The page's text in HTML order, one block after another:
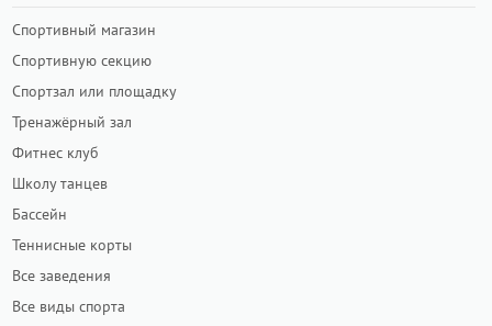
Спортивный магазин
Спортивную секцию
Спортзал или площадку
Тренажёрный зал
Фитнес клуб
Школу танцев
Бассейн
Теннисные корты
Все заведения
Все виды спорта